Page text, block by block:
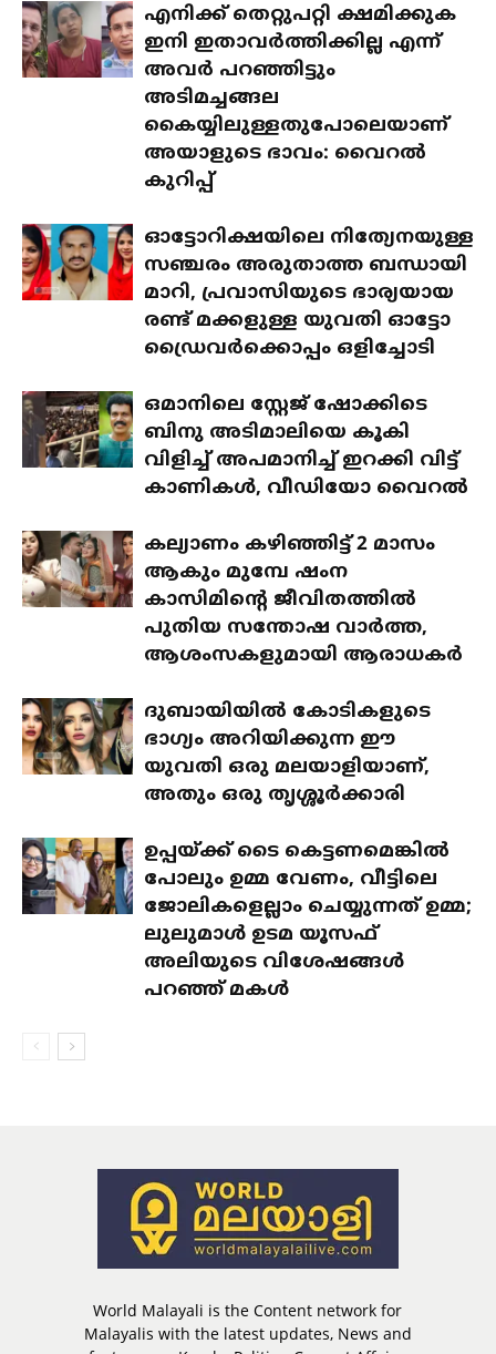
എനിക്ക് തെറ്റുപറ്റി ക്ഷമിക്കുക
ഇനി ഇതാവർത്തിക്കില്ല എന്ന്
അവർ പറഞ്ഞിട്ടും
അടിമച്ചങ്ങല
കൈയ്യിലുള്ളതുപോലെയാണ്
അയാളുടെ ഭാവം: വൈറൽ
കുറിപ്പ്
ഓട്ടോറിക്ഷയിലെ നിത്യേനയുള്ള
സഞ്ചരം അരുതാത്ത ബന്ധായി
മാറി, പ്രവാസിയുടെ ഭാര്യയായ
രണ്ട് മക്കളുള്ള യുവതി ഓട്ടോ
ഡ്രൈവർക്കൊപ്പം ഒളിച്ചോടി
ഒമാനിലെ സ്റ്റേജ് ഷോക്കിടെ
ബിനു അടിമാലിയെ കൂകി
വിളിച്ച് അപമാനിച്ച് ഇറക്കി വിട്ട്
കാണികൾ, വീഡിയോ വൈറൽ
കല്യാണം കഴിഞ്ഞിട്ട് 2 മാസം
ആകും മുമ്പേ ഷംന
കാസിമിന്റെ ജീവിതത്തിൽ
പുതിയ സന്തോഷ വാർത്ത,
ആശംസകളുമായി ആരാധകർ
ദുബായിയിൽ കോടികളുടെ
ഭാഗ്യം അറിയിക്കുന്ന ഈ
യുവതി ഒരു മലയാളിയാണ്,
അതും ഒരു തൃശ്ശൂർക്കാരി
ഉപ്പയ്ക്ക് ടൈ കെട്ടണമെങ്കിൽ
പോലും ഉമ്മ വേണം, വീട്ടിലെ
ജോലികളെല്ലാം ചെയ്യുന്നത് ഉമ്മ;
ലുലുമാൾ ഉടമ യൂസഫ്
അലിയുടെ വിശേഷങ്ങൾ
പറഞ്ഞ് മകൾ
World Malayali is the Content network for
Malayalis with the latest updates, News and